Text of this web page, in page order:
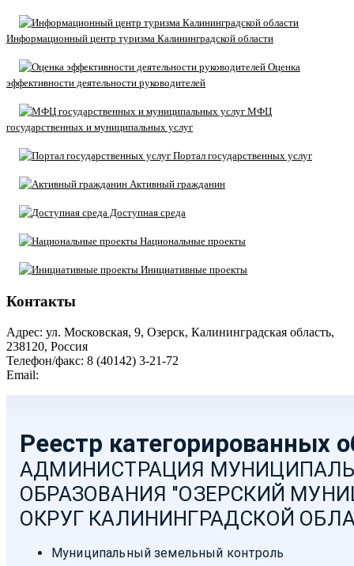
Информационный центр туризма Калининградской области
Оценка
эффективности деятельности руководителей
МФЦ
государственных и муниципальных услуг
Портал государственных услуг
Активный гражданин
Доступная среда
Национальные проекты
Инициативные проекты
Контакты
Адрес: ул. Московская, 9, Озерск, Калининградская область,
238120, Россия
Телефон/факс: 8 (40142) 3-21-72
Email: